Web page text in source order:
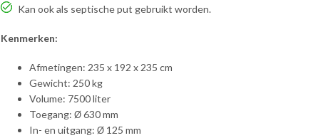
Kan ook als septische put gebruikt worden.
Kenmerken:
Afmetingen: 235 x 192 x 235 cm
Gewicht: 250 kg
Volume: 7500 liter
Toegang:Ø 630 mm
In- en uitgang:Ø 125 mm